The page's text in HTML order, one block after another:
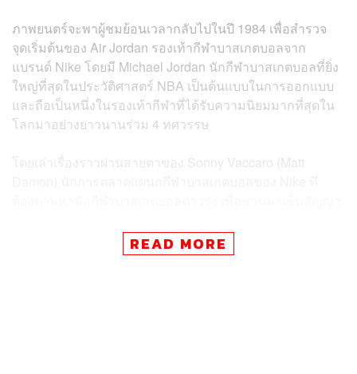
ภาพยนตร์จะพาผู้ชมย้อนเวลากลับไปในปี 1984 เพื่อสำรวจ
จุดเริ่มต้นของ Air Jordan รองเท้ากีฬาบาสเกตบอลจาก
แบรนด์ Nike โดยมี Michael Jordan นักกีฬาบาสเกตบอลที่ยิ่ง
ใหญ่ที่สุดในประวัติศาสตร์ NBA เป็นต้นแบบในการออกแบบ
และถือเป็นหนึ่งในรองเท้ากีฬาที่ได้รับความนิยมมากที่สุดใน
โลกมาอย่างยาวนานร่วม 4 ทศวรรษ
โดยเล่าเรื่องราวผ่านสายตาของ Sonny Vaccaro (Matt
กระทั่ง Sonny Vaccaro ได้ชมการแข่งขันของ Michael
READ MORE